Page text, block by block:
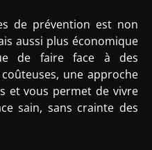
de prévention est non
aussi plus économique
de faire face à des
une approche
et vous permet de vivre
sain, sans crainte des